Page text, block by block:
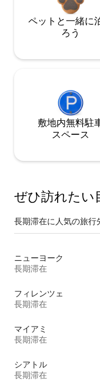
ペットと一緒に
ろう
敷地内無料駐⁠
ス⁠ペ⁠ー⁠ス
ぜひ訪⁠れ⁠た⁠い
長期滞在に人気の旅行
ニューヨーク
長期滞在
フィレンツェ
長期滞在
マイアミ
長期滞在
シアトル
長期滞在